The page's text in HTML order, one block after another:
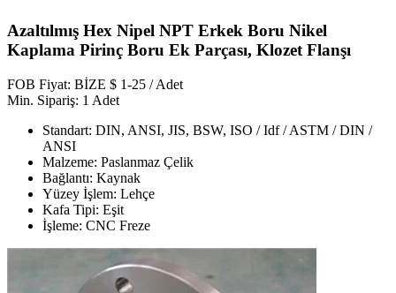
Azaltılmış Hex Nipel NPT Erkek Boru Nikel
Kaplama Pirinç Boru Ek Parçası, Klozet Flanşı
FOB Fiyat: BİZE $ 1-25 / Adet
Min. Sipariş: 1 Adet
Standart: DIN, ANSI, JIS, BSW, ISO / Idf / ASTM / DIN /
ANSI
Malzeme: Paslanmaz Çelik
Bağlantı: Kaynak
Yüzey İşlem: Lehçe
Kafa Tipi: Eşit
İşleme: CNC Freze